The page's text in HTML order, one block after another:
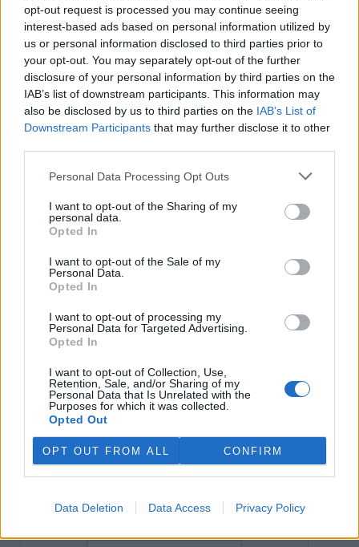
opt-out request is processed you may continue seeing
interest-based ads based on personal information utilized by
us or personal information disclosed to third parties prior to
your opt-out. You may separately opt-out of the further
disclosure of your personal information by third parties on the
IAB’s list of downstream participants. This information may
also be disclosed by us to third parties on the IAB’s List of
Downstream Participants that may further disclose it to other
Personal Data Processing Opt Outs
I want to opt-out of the Sharing of my
personal data.
Opted In
I want to opt-out of the Sale of my
Personal Data.
Opted In
I want to opt-out of processing my
Personal Data for Targeted Advertising.
Opted In
I want to opt-out of Collection, Use,
Retention, Sale, and/or Sharing of my
Personal Data that Is Unrelated with the
Purposes for which it was collected.
Opted Out
OPT OUT FROM ALL CONFIRM
Data Deletion Data Access Privacy Policy
Ivan Sommer
tisknout poslat
Ekolist.cz nabízí v rubrice Názory a komentáře prostor pro
texty názorem Ekolistu nebo jeho vydavatele, nýbrž jen a pouze
názorem autora daného textu. Svůj názor nám můžete poslat na
ekolist@ekolist.cz
reklama
Online diskuse
Redakce Ekolistu vítá čtenářské názory, komentáře a postřehy. Tím,
že zde publikujete svůj příspěvek, se ale zároveň zavazujete
dodržovatpravidla diskuse
vyhrazuje právo smazat diskusní příspěvěk
DO DISKUZE SE MŮŽETE ZAPOJIT PO PŘIHLÁŠENÍ